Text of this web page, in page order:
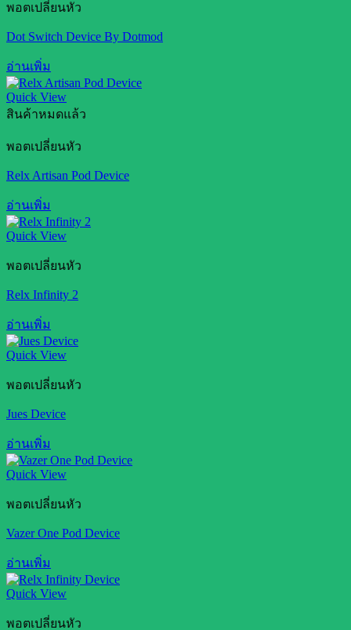
พอตเปลี่ยนหัว
Dot Switch Device By Dotmod
อ่านเพิ่ม
Quick View
สินค้าหมดแล้ว
พอตเปลี่ยนหัว
Relx Artisan Pod Device
อ่านเพิ่ม
Quick View
พอตเปลี่ยนหัว
Relx Infinity 2
อ่านเพิ่ม
Quick View
พอตเปลี่ยนหัว
Jues Device
อ่านเพิ่ม
Quick View
พอตเปลี่ยนหัว
Vazer One Pod Device
อ่านเพิ่ม
Quick View
พอตเปลี่ยนหัว